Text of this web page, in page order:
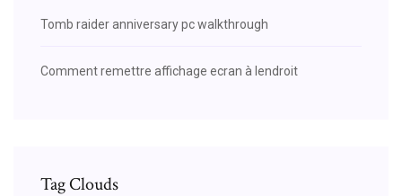
Tomb raider anniversary pc walkthrough
Comment remettre affichage ecran à lendroit
Tag Clouds